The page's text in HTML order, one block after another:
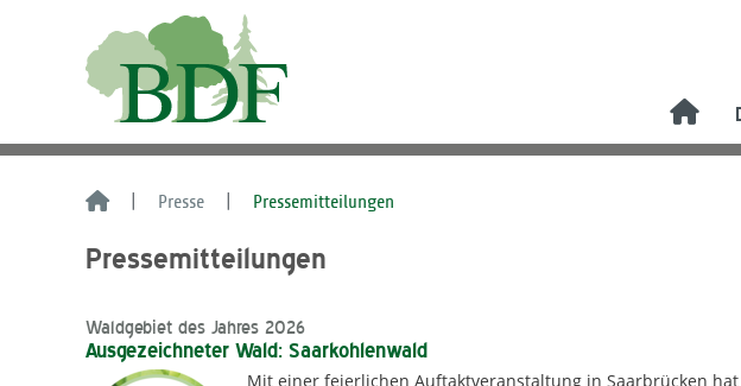
Presse Pressemitteilungen
Pressemitteilungen
Waldgebiet des Jahres 2026
Ausgezeichneter Wald: Saarkohlenwald
Mit einer feierlichen Auftaktveranstaltung in Saarbrücken